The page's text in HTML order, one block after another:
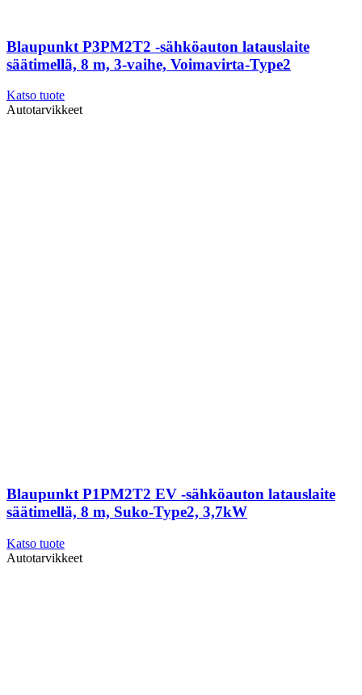
Blaupunkt P3PM2T2 -sähköauton latauslaite
säätimellä, 8 m, 3-vaihe, Voimavirta-Type2
Katso tuote
Autotarvikkeet
Blaupunkt P1PM2T2 EV -sähköauton latauslaite
säätimellä, 8 m, Suko-Type2, 3,7kW
Katso tuote
Autotarvikkeet